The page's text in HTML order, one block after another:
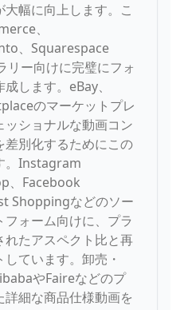
幅に向上します。こ
、
、Squarespace
ー向けに完璧にフォ
します。eBay、
のマーケットプレ
ショナルな動画コン
差別化するためにこの
。Instagram
、Facebook
Shoppingなどのソー
ォーム向けに、プラ
れたアスペクト比と再
ています。卸売・
やFaireなどのプ
細な商品仕様動画を